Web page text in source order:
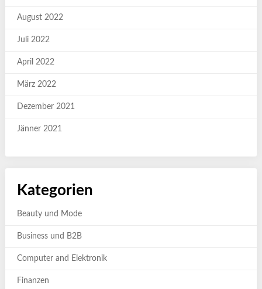
August 2022
Juli 2022
April 2022
März 2022
Dezember 2021
Jänner 2021
Kategorien
Beauty und Mode
Business und B2B
Computer and Elektronik
Finanzen